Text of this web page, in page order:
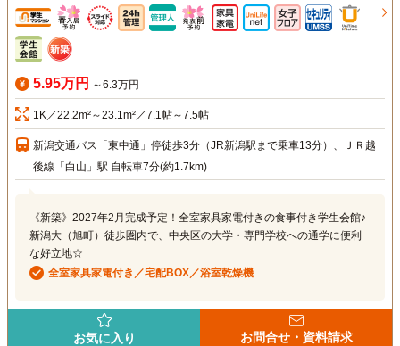
5.95万円 ～6.3万円
1K／22.2m²～23.1m²／7.1帖～7.5帖
新潟交通バス「東中通」停徒歩3分（JR新潟駅まで乗車13分）、ＪＲ越
後線「白山」駅 自転車7分(約1.7km)
《新築》2027年2月完成予定！全室家具家電付きの食事付き学生会館♪
新潟大（旭町）徒歩圏内で、中央区の大学・専門学校への通学に便利
な好立地☆
全室家具家電付き／宅配BOX／浴室乾燥機
お気に入り お問合せ・資料請求